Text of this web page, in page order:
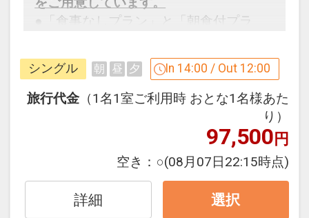
●「食事なしプラン」と「朝食付プラ
※ご覧のページがどちらかを【食事条
件】の項目でご確認のうえ、予約にお進
み下さい。
設定期間：2026年4月1日～2026年9月
インターネットコース番号：DP-1-
17511066
シングル 朝 昼 夕 In 14:00 / Out 12:00
旅行代金 （1名1室ご利用時 おとな1名様あた
り）
97,500円
空き： ○(08月07日22:15時点)
詳細 選択